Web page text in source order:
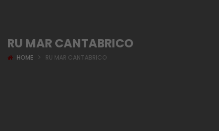
RU MAR CANTABRICO
HOME RU MAR CANTABRICO